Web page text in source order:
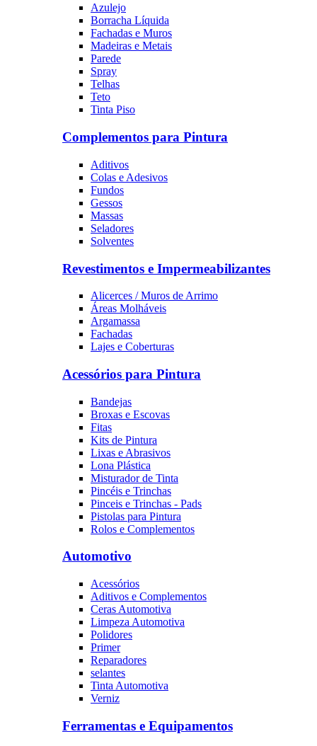
Azulejo
Borracha Líquida
Fachadas e Muros
Madeiras e Metais
Parede
Spray
Telhas
Teto
Tinta Piso
Complementos para Pintura
Aditivos
Colas e Adesivos
Fundos
Gessos
Massas
Seladores
Solventes
Revestimentos e Impermeabilizantes
Alicerces / Muros de Arrimo
Áreas Molháveis
Argamassa
Fachadas
Lajes e Coberturas
Acessórios para Pintura
Bandejas
Broxas e Escovas
Fitas
Kits de Pintura
Lixas e Abrasivos
Lona Plástica
Misturador de Tinta
Pincéis e Trinchas
Pinceis e Trinchas - Pads
Pistolas para Pintura
Rolos e Complementos
Automotivo
Acessórios
Aditivos e Complementos
Ceras Automotiva
Limpeza Automotiva
Polidores
Primer
Reparadores
selantes
Tinta Automotiva
Verniz
Ferramentas e Equipamentos